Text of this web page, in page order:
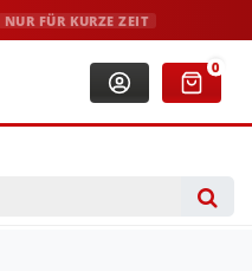
NUR FÜR KURZE ZEIT
0